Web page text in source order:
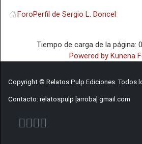
ForoPerfil de Sergio L. Doncel
Tiempo de carga de la página:
Powered by Kunena
Copyright © Relatos Pulp Ediciones. Todos
Contacto: relatospulp [arroba] gmail.com